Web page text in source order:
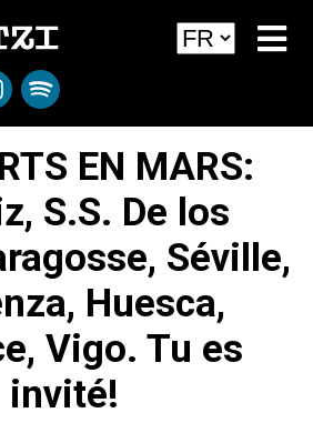
EN MARS:
S.S. De los
Séville,
Huesca,
Vigo. Tu es
invité!